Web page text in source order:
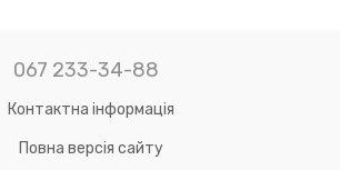
067 233-34-88
Контактна інформація
Повна версія сайту